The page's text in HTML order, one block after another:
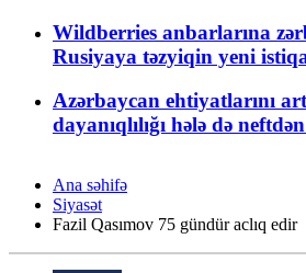
Wildberries anbarlarına
Rusiyaya təzyiqin yeni
Azərbaycan ehtiyatlarını
dayanıqlılığı hələ də neftdən
Ana səhifə
Siyasət
Fazil Qasımov 75 gündür aclıq edir